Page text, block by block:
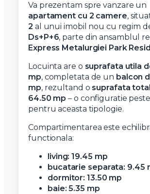
Va prezentam spre vanzare un
apartament cu 2 camere,
2 al unui imobil nou cu regim
Ds+P+6, parte din ansamblul
Express Metalurgiei Park
Locuinta are o suprafata utila
mp, completata de un balcon
mp, rezultand o suprafata
64.50 mp – o configuratie
pentru aceasta tipologie.
Compartimentarea este
functionala:
living: 19.45 mp
bucatarie separata: 9.45
dormitor: 13.50 mp
baie: 5.35 mp